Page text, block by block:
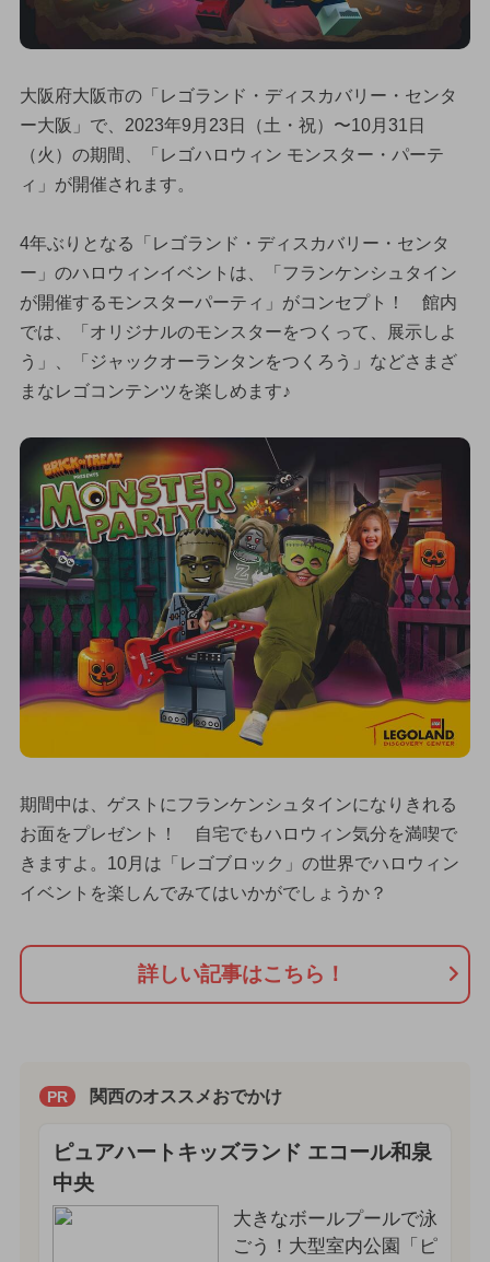
大阪府大阪市の「レゴランド・ディスカバリー・センタ
ー大阪」で、2023年9月23日（土・祝）〜10月31日
（火）の期間、「レゴハロウィン モンスター・パーテ
ィ」が開催されます。
4年ぶりとなる「レゴランド・ディスカバリー・センタ
ー」のハロウィンイベントは、「フランケンシュタイン
が開催するモンスターパーティ」がコンセプト！ 館内
では、「オリジナルのモンスターをつくって、展示しよ
う」、「ジャックオーランタンをつくろう」などさまざ
まなレゴコンテンツを楽しめます♪
期間中は、ゲストにフランケンシュタインになりきれる
お面をプレゼント！ 自宅でもハロウィン気分を満喫で
きますよ。10月は「レゴブロック」の世界でハロウィン
イベントを楽しんでみてはいかがでしょうか？
詳しい記事はこちら！
PR 関西のオススメおでかけ
ピュアハートキッズランド エコール和泉
中央
大きなボールプールで泳
ごう！大型室内公園「ピ